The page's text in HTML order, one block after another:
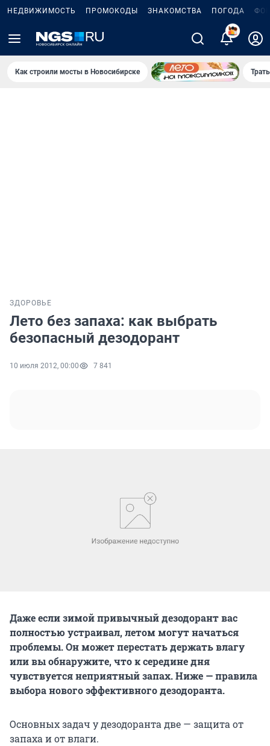
НЕДВИЖИМОСТЬ ПРОМОКОДЫ ЗНАКОМСТВА ПОГОДА
5
Как строили мосты в Новосибирске
ЗДОРОВЬЕ
Лето без запаха: как выбрать
безопасный дезодорант
10 июля 2012, 00:00 7 841
Даже если зимой привычный дезодорант вас
полностью устраивал, летом могут начаться
проблемы. Он может перестать держать влагу
или вы обнаружите, что к середине дня
чувствуется неприятный запах. Ниже — правила
выбора нового эффективного дезодоранта.
Основных задач у дезодоранта две — защита от
запаха и от влаги.